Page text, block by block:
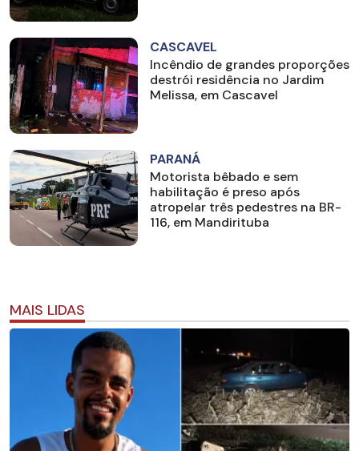
CASCAVEL
Incêndio de grandes proporções
destrói residência no Jardim
Melissa, em Cascavel
PARANÁ
Motorista bêbado e sem
habilitação é preso após
atropelar três pedestres na BR-
116, em Mandirituba
MAIS LIDAS